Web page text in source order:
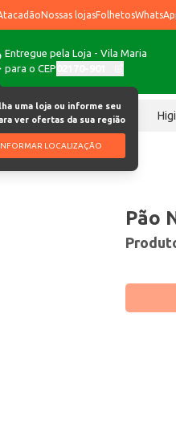
Nossas lojasFolhetos
Entregue pela Loja - Vila Maria
para o CEP
uma loja ou informe seu
ver ofertas da sua região
LOCALIZAÇÃO
Chocolates
Integral 450g
Pão